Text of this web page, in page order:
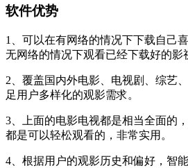
软件优势
1、可以在有网络的情况下下载自己
无网络的情况下观看已经下载好的影
2、覆盖国内外电影、电视剧、综艺
足用户多样化的观影需求。
3、上面的电影电视都是相当全面的
都是可以轻松观看的，非常实用。
4、根据用户的观影历史和偏好，智